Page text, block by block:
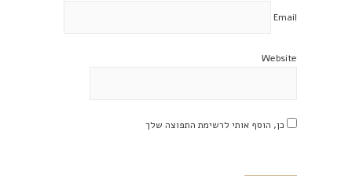
Email
Website
כן, הוסף אותי לרשימת התפוצה שלך